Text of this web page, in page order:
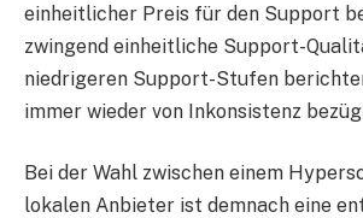
einheitlicher Preis für den Support
zwingend einheitliche Support-
niedrigeren Support-Stufen
immer wieder von Inkonsistenz
Bei der Wahl zwischen einem
lokalen Anbieter ist demnach eine